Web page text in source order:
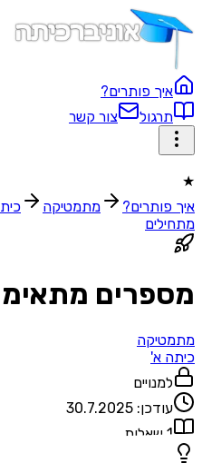
איך פותרים?
תרגול
צור קשר
★
איך פותרים?
מתמטיקה
מתחילים
מספרים
מתמטיקה
כיתה א'
למנויים
עודכן: 30.7.2025
1 שאלות